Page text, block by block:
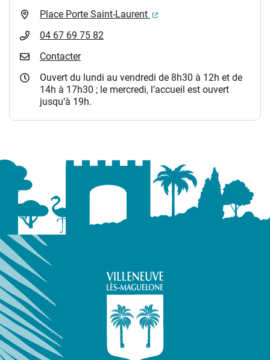
Place Porte Saint-Laurent
(ouverture dans un
04 67 69 75 82
Contacter
Ouvert du lundi au vendredi de 8h30 à 12h et de
14h à 17h30 ; le mercredi, l’accueil est ouvert
jusqu’à 19h.